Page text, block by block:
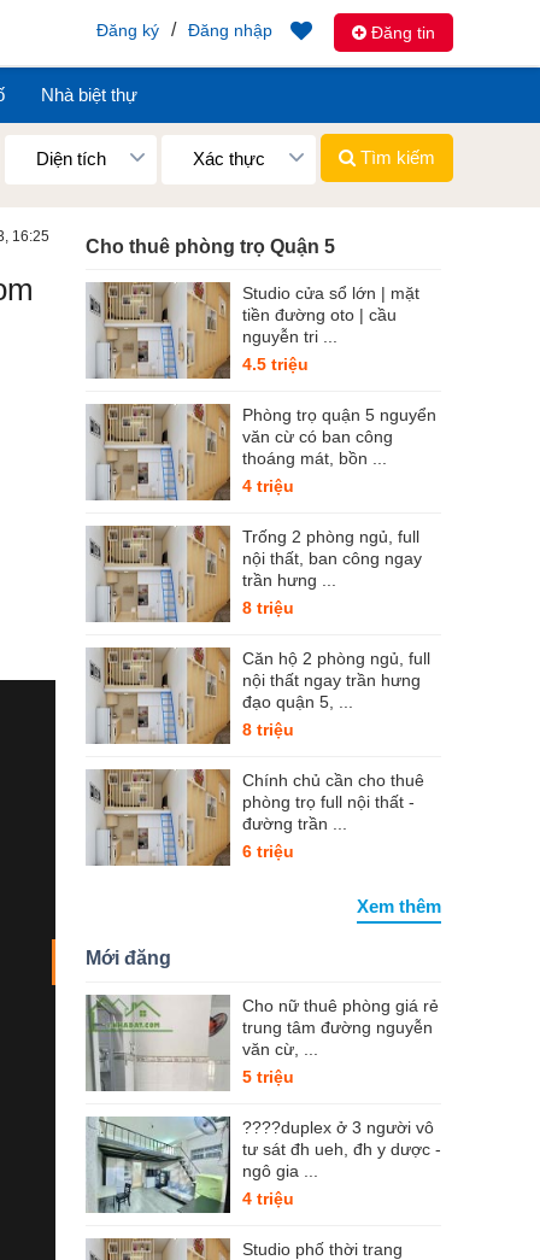
Đăng tin
Đăng nhập
/
Đăng ký
Nhà biệt thự
Diện tích Xác thực Tìm kiếm
16:25 Cho thuê phòng trọ Quận 5
Studio cửa sổ lớn | mặt
tiền đường oto | cầu
nguyễn tri ...
4.5 triệu
Phòng trọ quận 5 nguyển
văn cừ có ban công
thoáng mát, bồn ...
4 triệu
Trống 2 phòng ngủ, full
nội thất, ban công ngay
trần hưng ...
8 triệu
Căn hộ 2 phòng ngủ, full
nội thất ngay trần hưng
đạo quận 5, ...
8 triệu
Chính chủ cần cho thuê
phòng trọ full nội thất -
đường trần ...
6 triệu
Xem thêm
Mới đăng
Cho nữ thuê phòng giá rẻ
trung tâm đường nguyễn
văn cừ, ...
5 triệu
????duplex ở 3 người vô
tư sát đh ueh, đh y dược -
ngô gia ...
4 triệu
Studio phố thời trang